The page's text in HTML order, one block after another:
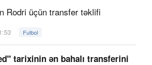
Rodri üçün transfer təklifi
Futbol
tarixinin ən bahalı transferini